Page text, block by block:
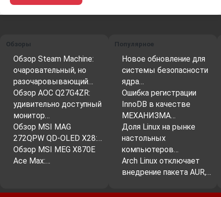
Обзоры
Обзор Steam Machine:
очаровательный, но
разочаровывающий…
Обзор AOC Q27G4ZR:
удивительно доступный
монитор…
Обзор MSI MAG
272QPW QD-OLED X28:…
Обзор MSI MEG X870E
Ace Max:…
Популярное
Новое обновление для
системы безопасности
ядра…
Ошибка регистрации
InnoDB в качестве
МЕХАНИЗМА…
Доля Linux на рынке
настольных
компьютеров…
Arch Linux отключает
внедрение пакета AUR,…